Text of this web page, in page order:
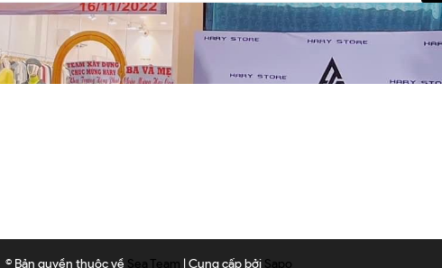
© Bản quyền thuộc về Sea Team | Cung cấp bởi Sapo